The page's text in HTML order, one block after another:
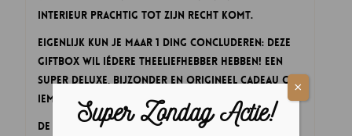
interieur prachtig tot zijn recht komt.
Eigenlijk kun je maar 1 ding concluderen: deze
Giftbox wil iédere theeliefhebber hebben! Een
super deluxe, bijzonder en origineel cadeau om
iemand mee te feliciteren!
De Giftbox Super Deluxe ‘Hiep Hiep Hoera’ bevat:
Super Zondag Actie!
×